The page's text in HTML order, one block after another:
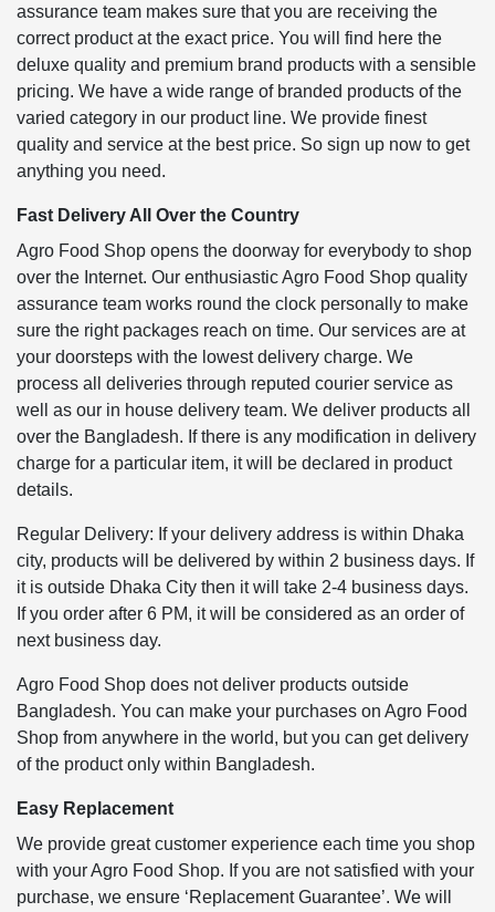
assurance team makes sure that you are receiving the
correct product at the exact price. You will find here the
deluxe quality and premium brand products with a sensible
pricing. We have a wide range of branded products of the
varied category in our product line. We provide finest
quality and service at the best price. So sign up now to get
anything you need.
Fast Delivery All Over the Country
Agro Food Shop opens the doorway for everybody to shop
over the Internet. Our enthusiastic Agro Food Shop quality
assurance team works round the clock personally to make
sure the right packages reach on time. Our services are at
your doorsteps with the lowest delivery charge. We
process all deliveries through reputed courier service as
well as our in house delivery team. We deliver products all
over the Bangladesh. If there is any modification in delivery
charge for a particular item, it will be declared in product
details.
Regular Delivery: If your delivery address is within Dhaka
city, products will be delivered by within 2 business days. If
it is outside Dhaka City then it will take 2-4 business days.
If you order after 6 PM, it will be considered as an order of
next business day.
Agro Food Shop does not deliver products outside
Bangladesh. You can make your purchases on Agro Food
Shop from anywhere in the world, but you can get delivery
of the product only within Bangladesh.
Easy Replacement
We provide great customer experience each time you shop
with your Agro Food Shop. If you are not satisfied with your
purchase, we ensure ‘Replacement Guarantee’. We will